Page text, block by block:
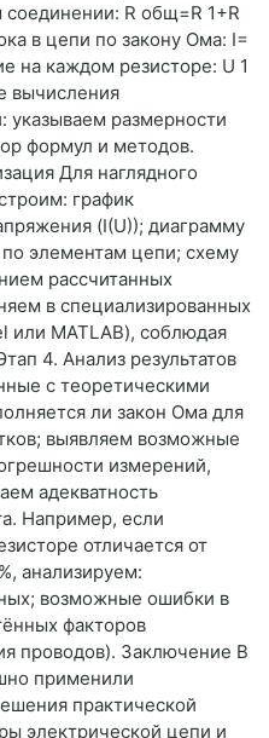
R общ ​ =R 1 ​ +R
в цепи по закону Ома: I=
на каждом резисторе: U 1
вычисления
размерности
формул и методов.
Для наглядного
график
(I(U)); диаграмму
элементам цепи; схему
рассчитанных
в специализированных
или MATLAB), соблюдая
4. Анализ результатов
с теоретическими
ли закон Ома для
выявляем возможные
измерений,
адекватность
Например, если
отличается от
анализируем:
возможные ошибки в
факторов
проводов). Заключение В
применили
практической
электрической цепи и